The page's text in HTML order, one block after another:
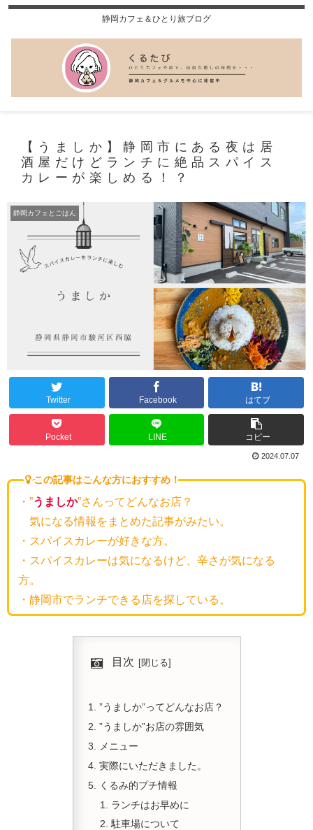
静岡カフェ＆ひとり旅ブログ
【うましか】静岡市にある夜は居
酒屋だけどランチに絶品スパイス
カレーが楽しめる！？
静岡カフェとごはん
Twitter Facebook はてブ
Pocket LINE コピー
2024.07.07
この記事はこんな方におすすめ！
・”うましか”さんってどんなお店？
気になる情報をまとめた記事がみたい。
・スパイスカレーが好きな方。
・スパイスカレーは気になるけど、辛さが気になる
方。
・静岡市でランチできる店を探している。
目次
”うましか”ってどんなお店？
”うましか”お店の雰囲気
メニュー
実際にいただきました。
くるみ的プチ情報
ランチはお早めに
駐車場について